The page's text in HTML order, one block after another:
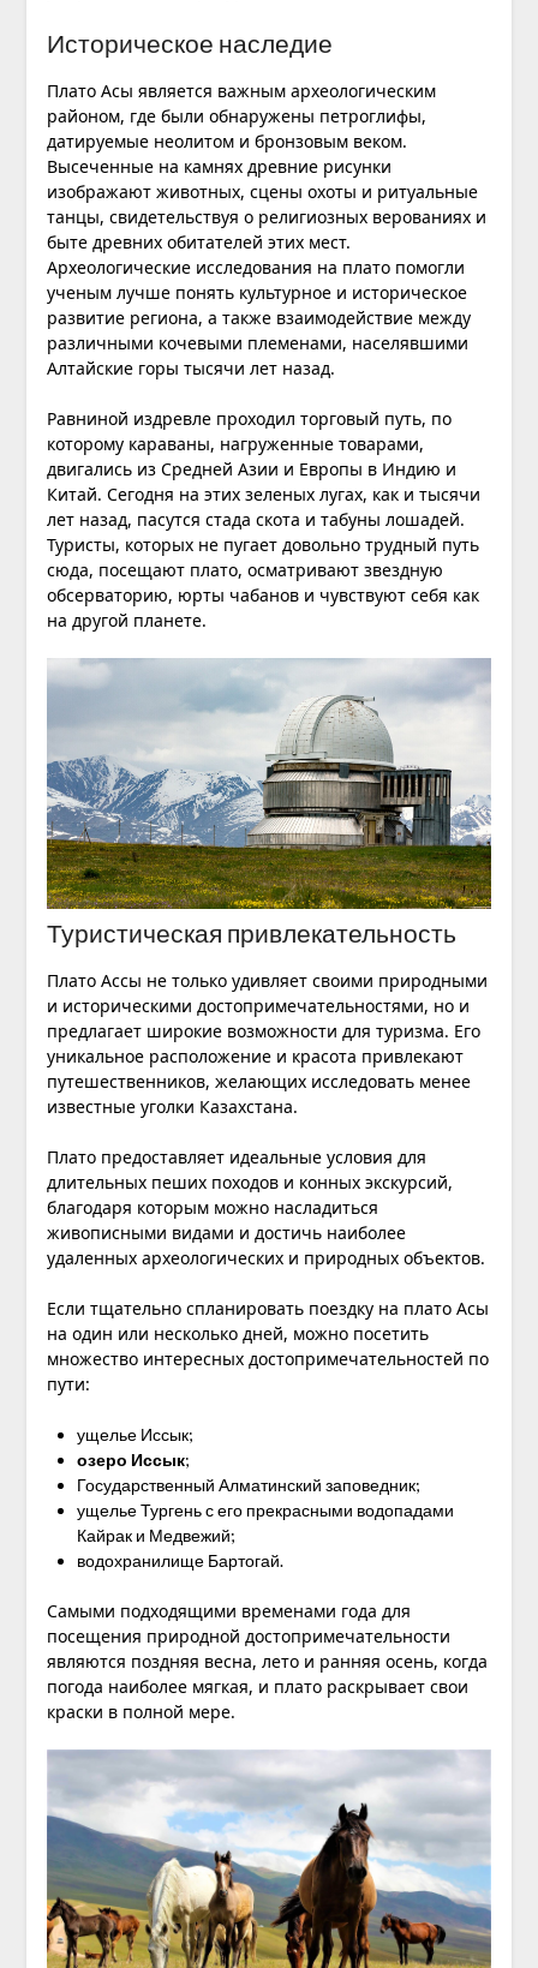
Историческое наследие
Плато Асы является важным археологическим
районом, где были обнаружены петроглифы,
датируемые неолитом и бронзовым веком.
Высеченные на камнях древние рисунки
изображают животных, сцены охоты и ритуальные
танцы, свидетельствуя о религиозных верованиях и
быте древних обитателей этих мест.
Археологические исследования на плато помогли
ученым лучше понять культурное и историческое
развитие региона, а также взаимодействие между
различными кочевыми племенами, населявшими
Алтайские горы тысячи лет назад.
Равниной издревле проходил торговый путь, по
которому караваны, нагруженные товарами,
двигались из Средней Азии и Европы в Индию и
Китай. Сегодня на этих зеленых лугах, как и тысячи
лет назад, пасутся стада скота и табуны лошадей.
Туристы, которых не пугает довольно трудный путь
сюда, посещают плато, осматривают звездную
обсерваторию, юрты чабанов и чувствуют себя как
на другой планете.
Туристическая привлекательность
Плато Ассы не только удивляет своими природными
и историческими достопримечательностями, но и
предлагает широкие возможности для туризма. Его
уникальное расположение и красота привлекают
путешественников, желающих исследовать менее
известные уголки Казахстана.
Плато предоставляет идеальные условия для
длительных пеших походови конных экскурсий,
благодаря которым можно насладиться
живописными видами и достичь наиболее
удаленных археологических и природных объектов.
Если тщательно спланировать поездку на плато Асы
на один или несколько дней, можно посетить
множество интересных достопримечательностей по
пути:
ущелье Иссык;
озеро Иссык;
Государственный Алматинский заповедник;
ущелье Тургень с его прекрасными водопадами
Кайрак и Медвежий;
водохранилище Бартогай.
Самыми подходящими временами года для
посещения природной достопримечательности
являются поздняя весна, лето и ранняя осень, когда
погода наиболее мягкая, и плато раскрывает свои
краски в полной мере.